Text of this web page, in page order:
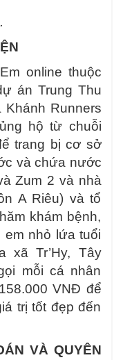
online thuộc
án Trung Thu
Runners
hộ từ chuỗi
trang bị cơ sở
và chứa nước
Zum 2 và nhà
A Riêu) và tổ
khám bệnh,
nhỏ lứa tuổi
xã Tr’Hy, Tây
mỗi cá nhân
VNĐ để
trị tốt đẹp đến
VÀ QUYÊN